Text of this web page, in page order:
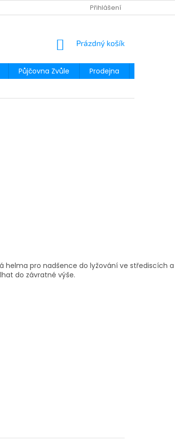
Přihlášení
NÁKUPNÍ
Prázdný košík
Půjčovna Zvůle Prodejna
helma pro nadšence do lyžování ve
do závratné výše.